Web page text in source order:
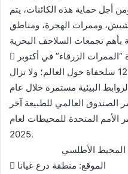
حماية هذه الكائنات، يتم
وممرات الهجرة، ومناطق
 التقدم المنجز: تم إطلاق مبادرة “الممرات الزرقاء” في أكتوبر
2024؛ وجرى تتبع أكثر من 12600 سلحفاة حول العالم؛ ولا تزال
البيئية مستمرة خلال عام
الصندوق العالمي للطبيعة آخر
الأمم المتحدة للمحيطات لعام
2025.
 الموقع: منطقة درع غيانا